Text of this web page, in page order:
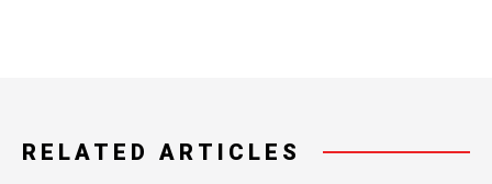
RELATED ARTICLES